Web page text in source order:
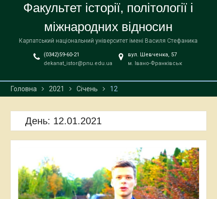
Факультет історії, політології і
міжнародних відносин
Карпатський національний університет імені Василя Стефаника
(0342)59-60-21
dekanat_istor@pnu.edu.ua
вул. Шевченка, 57
м. Івано-Франківськ
Головна 2021 Січень 12
День: 12.01.2021